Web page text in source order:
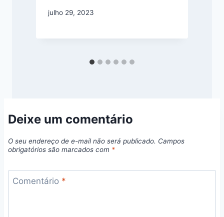
julho 29, 2023
Deixe um comentário
O seu endereço de e-mail não será publicado. Campos
obrigatórios são marcados com *
Comentário *